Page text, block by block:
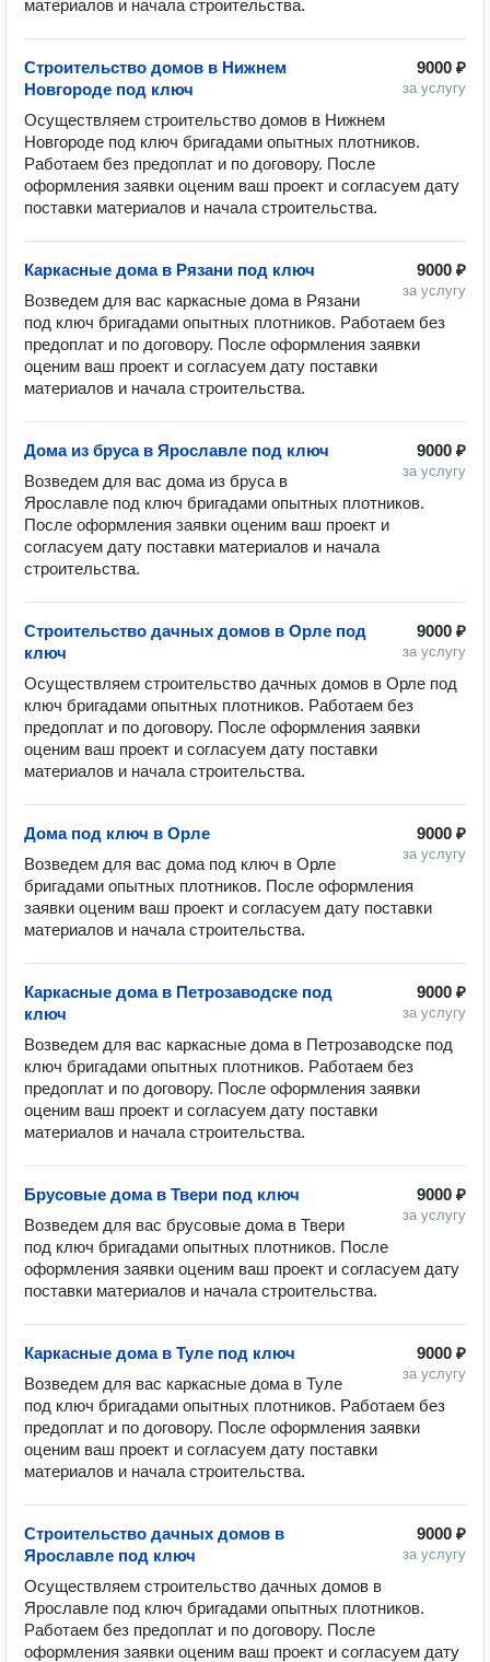
9000 ₽
за услугу
Строительство домов в Нижнем
Новгороде под ключ
Осуществляем строительство домов в Нижнем
Новгороде под ключ бригадами опытных плотников.
Работаем без предоплат и по договору. После
оформления заявки оценим ваш проект и согласуем дату
9000 ₽
за услугу
Каркасные дома в Рязани под ключ
Возведем для вас каркасные дома в Рязани
под ключ бригадами опытных плотников. Работаем без
предоплат и по договору. После оформления заявки
оценим ваш проект и согласуем дату поставки
9000 ₽
за услугу
Дома из бруса в Ярославле под ключ
Возведем для вас дома из бруса в
Ярославле под ключ бригадами опытных плотников.
После оформления заявки оценим ваш проект и
согласуем дату поставки материалов и начала
9000 ₽
за услугу
Строительство дачных домов в Орле под
ключ
Осуществляем строительство дачных домов в Орле под
ключ бригадами опытных плотников. Работаем без
предоплат и по договору. После оформления заявки
оценим ваш проект и согласуем дату поставки
9000 ₽
за услугу
Дома под ключ в Орле
Возведем для вас дома под ключ в Орле
бригадами опытных плотников. После оформления
заявки оценим ваш проект и согласуем дату поставки
9000 ₽
за услугу
Каркасные дома в Петрозаводске под
ключ
Возведем для вас каркасные дома в Петрозаводске под
ключ бригадами опытных плотников. Работаем без
предоплат и по договору. После оформления заявки
оценим ваш проект и согласуем дату поставки
9000 ₽
за услугу
Брусовые дома в Твери под ключ
Возведем для вас брусовые дома в Твери
под ключ бригадами опытных плотников. После
оформления заявки оценим ваш проект и согласуем дату
9000 ₽
за услугу
Каркасные дома в Туле под ключ
Возведем для вас каркасные дома в Туле
под ключ бригадами опытных плотников. Работаем без
предоплат и по договору. После оформления заявки
оценим ваш проект и согласуем дату поставки
9000 ₽
за услугу
Строительство дачных домов в
Ярославле под ключ
Осуществляем строительство дачных домов в
Ярославле под ключ бригадами опытных плотников.
Работаем без предоплат и по договору. После
оформления заявки оценим ваш проект и согласуем дату